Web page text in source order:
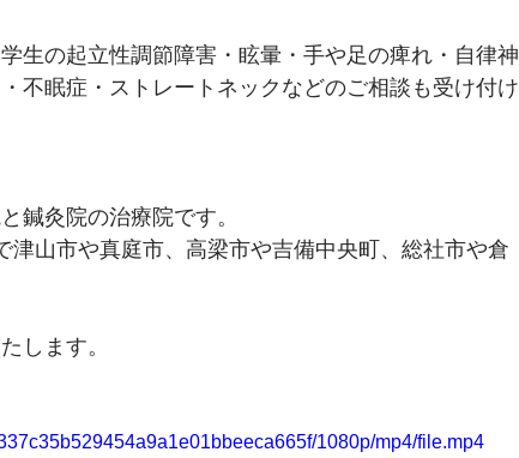
生の起立性調節障害・眩暈・手や足の痺れ・自律神
不眠症・ストレートネックなどのご相談も受け付け
鍼灸院の治療院です。
津山市や真庭市、高梁市や吉備中央町、総社市や倉
します。
1080p/mp4/file.mp4